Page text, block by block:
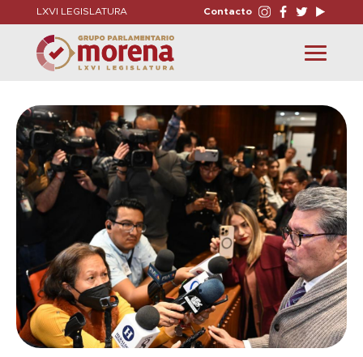
LXVI LEGISLATURA Contacto
Toggle
navigation